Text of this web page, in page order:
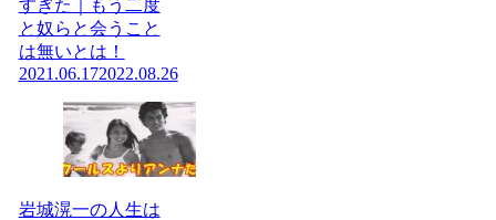
すぎた｜もう二度
と奴らと会うこと
は無いとは！
2021.06.172022.08.26
岩城滉一の人生は